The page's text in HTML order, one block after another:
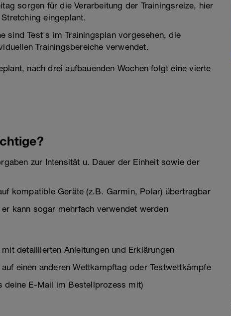
sorgen für die Verarbeitung der Trainingsreize, hier
eingeplant.
sind Test's im Trainingsplan vorgesehen, die
Trainingsbereiche verwendet.
nach drei aufbauenden Wochen folgt eine vierte
zur Intensität u. Dauer der Einheit sowie der
kompatible Geräte (z.B. Garmin, Polar) übertragbar
kann sogar mehrfach verwendet werden
detaillierten Anleitungen und Erklärungen
einen anderen Wettkampftag oder Testwettkämpfe
deine E-Mail im Bestellprozess mit)